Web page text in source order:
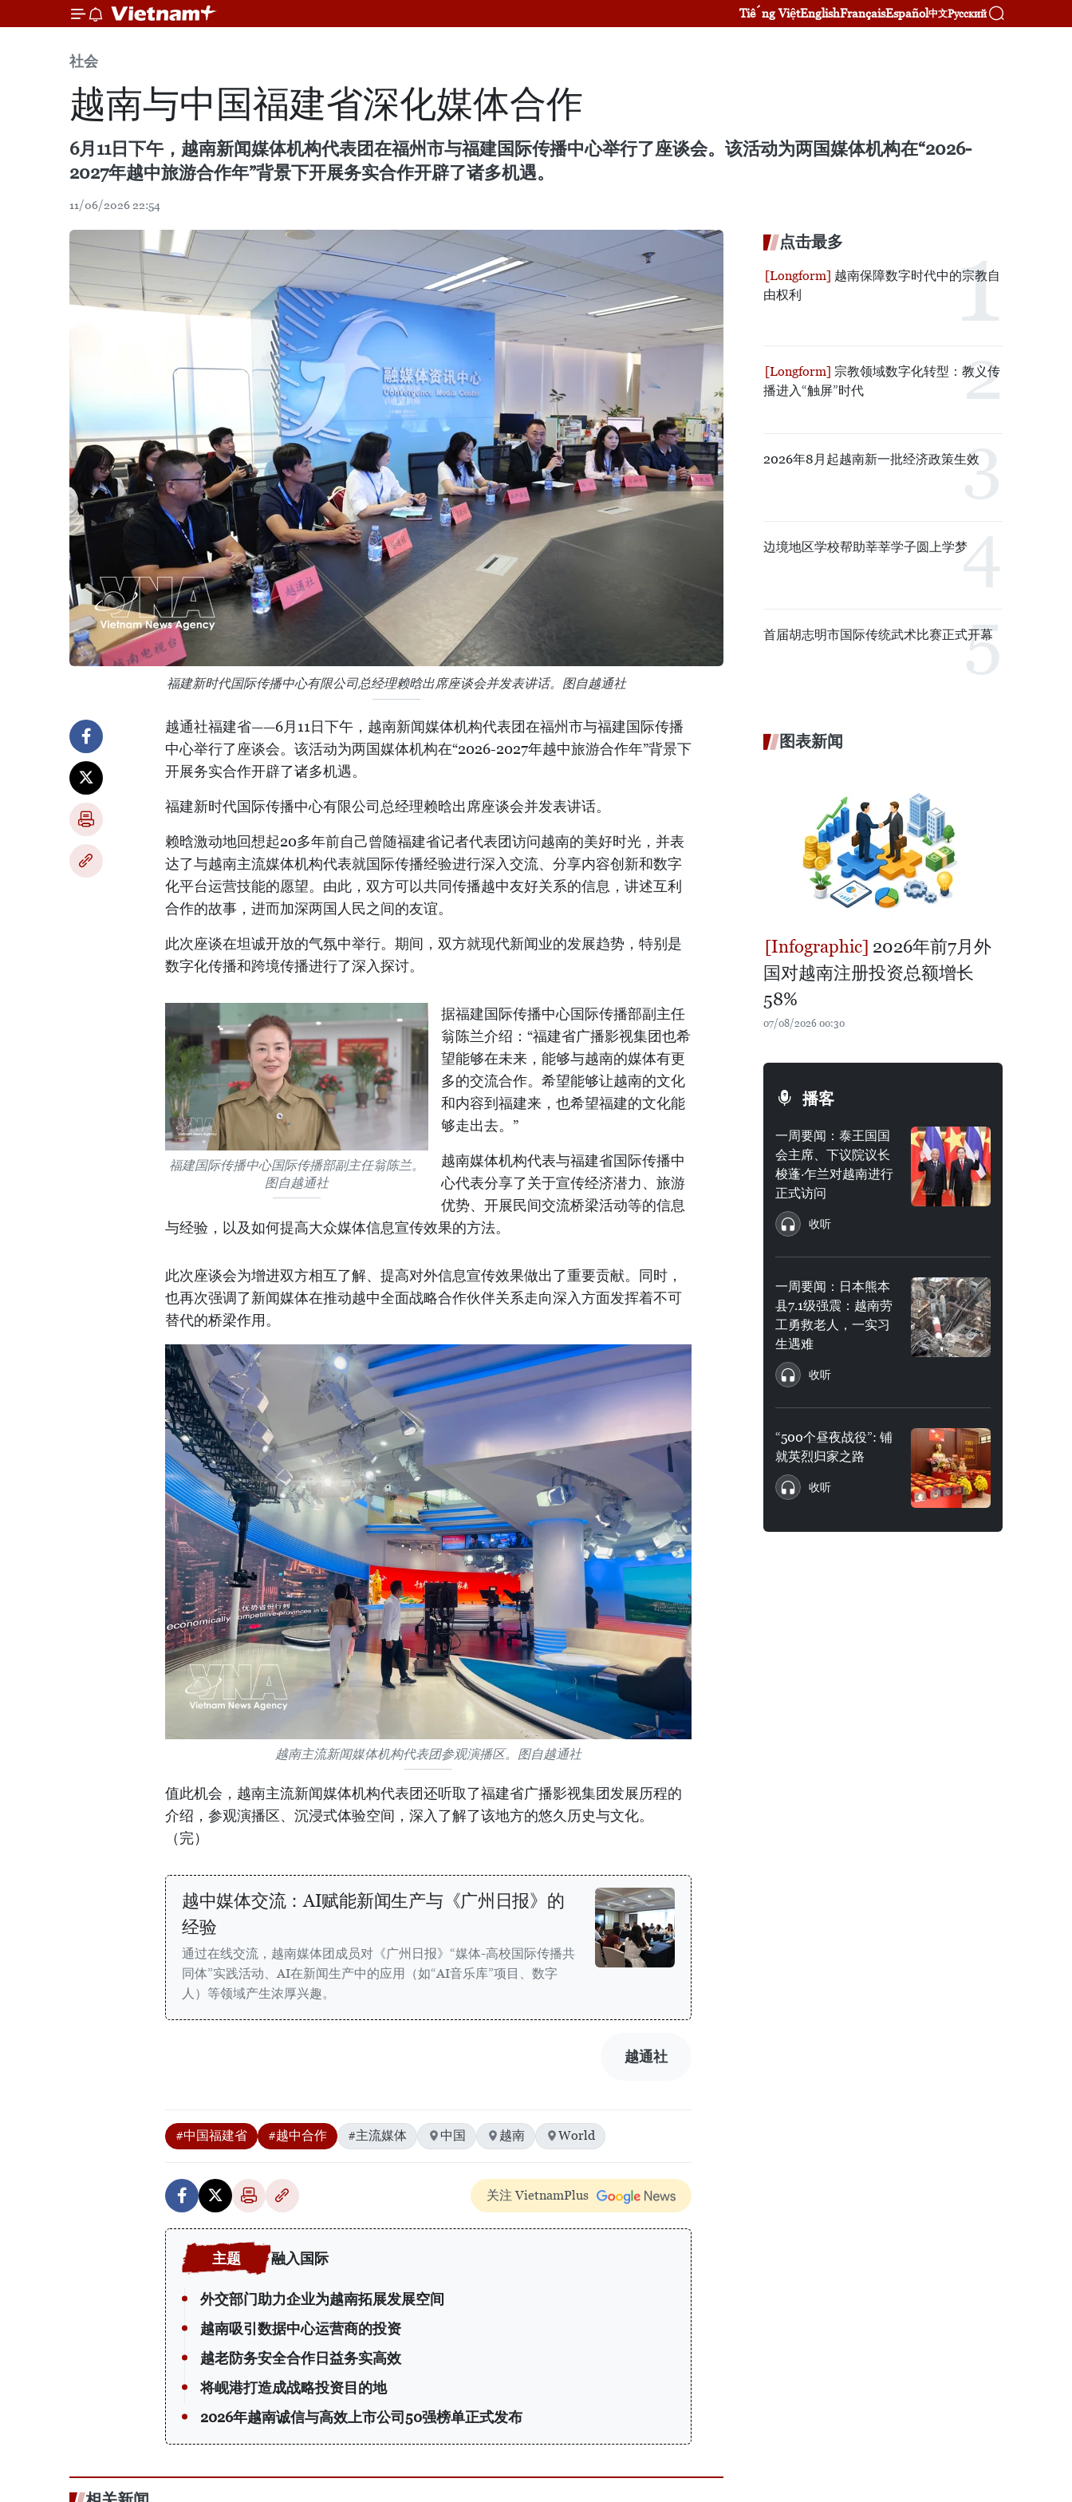
Tiếng ViệtEnglishFrançaisEspañol中文Русский
社会
越南与中国福建省深化媒体合作
6月11日下午，越南新闻媒体机构代表团在福州市与福建国际传播中心举行了座谈会。该活动为两国媒体机构在“2026-
2027年越中旅游合作年”背景下开展务实合作开辟了诸多机遇。
11/06/2026 22:54
福建新时代国际传播中心有限公司总经理赖晗出席座谈会并发表讲话。图自越通社
越通社福建省——6月11日下午，越南新闻媒体机构代表团在福州市与福建国际传播
中心举行了座谈会。该活动为两国媒体机构在“2026-2027年越中旅游合作年”背景下
开展务实合作开辟了诸多机遇。
福建新时代国际传播中心有限公司总经理赖晗出席座谈会并发表讲话。
赖晗激动地回想起20多年前自己曾随福建省记者代表团访问越南的美好时光，并表
达了与越南主流媒体机构代表就国际传播经验进行深入交流、分享内容创新和数字
化平台运营技能的愿望。由此，双方可以共同传播越中友好关系的信息，讲述互利
合作的故事，进而加深两国人民之间的友谊。
此次座谈在坦诚开放的气氛中举行。期间，双方就现代新闻业的发展趋势，特别是
数字化传播和跨境传播进行了深入探讨。
福建国际传播中心国际传播部副主任翁陈兰。
图自越通社
据福建国际传播中心国际传播部副主任
翁陈兰介绍：“福建省广播影视集团也希
望能够在未来，能够与越南的媒体有更
多的交流合作。希望能够让越南的文化
和内容到福建来，也希望福建的文化能
够走出去。”
越南媒体机构代表与福建省国际传播中
心代表分享了关于宣传经济潜力、旅游
优势、开展民间交流桥梁活动等的信息
与经验，以及如何提高大众媒体信息宣传效果的方法。
此次座谈会为增进双方相互了解、提高对外信息宣传效果做出了重要贡献。同时，
也再次强调了新闻媒体在推动越中全面战略合作伙伴关系走向深入方面发挥着不可
替代的桥梁作用。
越南主流新闻媒体机构代表团参观演播区。图自越通社
值此机会，越南主流新闻媒体机构代表团还听取了福建省广播影视集团发展历程的
介绍，参观演播区、沉浸式体验空间，深入了解了该地方的悠久历史与文化。
（完）
越中媒体交流：AI赋能新闻生产与《广州日报》的
经验
通过在线交流，越南媒体团成员对《广州日报》“媒体-高校国际传播共
同体”实践活动、AI在新闻生产中的应用（如“AI音乐库”项目、数字
人）等领域产生浓厚兴趣。
越通社
#中国福建省 #越中合作 #主流媒体 中国 越南 World
关注 VietnamPlus
融入国际
外交部门助力企业为越南拓展发展空间
越南吸引数据中心运营商的投资
越老防务安全合作日益务实高效
将岘港打造成战略投资目的地
2026年越南诚信与高效上市公司50强榜单正式发布
点击最多
越南保障数字时代中的宗教自
由权利
宗教领域数字化转型：教义传
播进入“触屏”时代
2026年8月起越南新一批经济政策生效
边境地区学校帮助莘莘学子圆上学梦
首届胡志明市国际传统武术比赛正式开幕
图表新闻
2026年前7月外
国对越南注册投资总额增长
58%
07/08/2026 00:30
播客
一周要闻：泰王国国
会主席、下议院议长
梭蓬·乍兰对越南进行
正式访问
收听
一周要闻：日本熊本
县7.1级强震：越南劳
工勇救老人，一实习
生遇难
收听
“500个昼夜战役”: 铺
就英烈归家之路
收听